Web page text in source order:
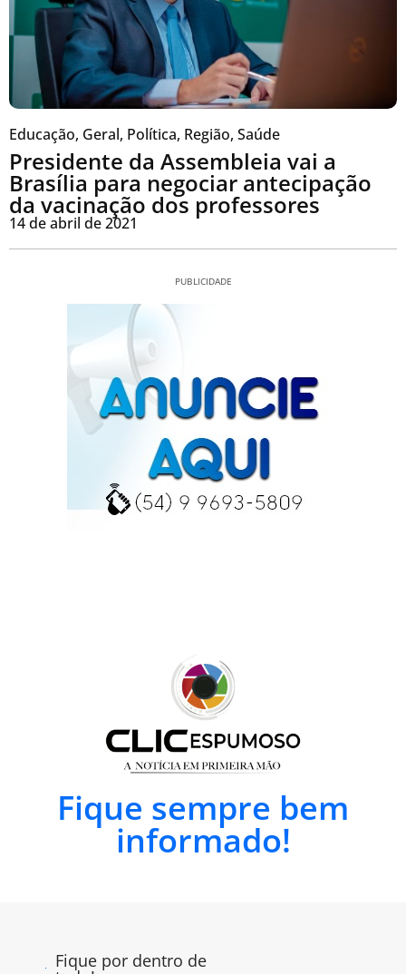
Educação, Geral, Política, Região, Saúde
Presidente da Assembleia vai a
Brasília para negociar antecipação
da vacinação dos professores
14 de abril de 2021
PUBLICIDADE
Fique sempre bem
informado!
Fique por dentro de